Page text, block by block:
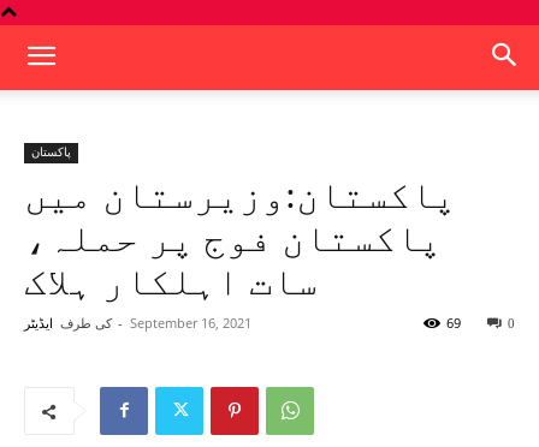
پاکستان
پاکستان:وزیرستان میں
پاکستان فوج پر حملہ،
سات اہلکار ہلاک
کی طرف ایڈیٹر - September 16, 2021 0
69